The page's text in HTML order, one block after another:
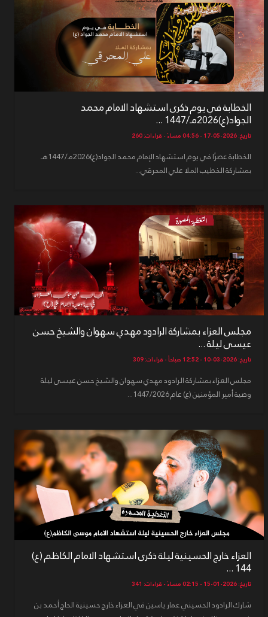
الخطابة في يوم ذكرى استشهاد الامام محمد
الجواد(ع)2026مـ/1447 ...
تاريخ: 2026-05-17 - 04:56 مساءً - قراءات: 260
الخطابة عصرًا في يوم استشهاد الإمام محمد الجواد(ع)2026مـ/1447هـ
بمشاركة الخطيب الملا علي المحرقي...
مجلس العزاء بمشاركة الرادود مهدي سهوان والشيخ حسن
عيسى ليلة ...
تاريخ: 2026-03-10 - 12:52 صباحاً - قراءات: 309
مجلس العزاء بمشاركة الرادود مهدي سهوان والشيخ حسن عيسى ليلة
وصية أمير المؤمنين (ع) عام 1447/2026...
العزاء خارج الحسينية ليلة ذكرى استشهاد الامام الكاظم (ع)
144 ...
تاريخ: 2026-01-15 - 02:15 مساءً - قراءات: 341
شارك الرادود الحسيني عمار ياسين في العزاء خارج حسينية الحاج أحمد بن